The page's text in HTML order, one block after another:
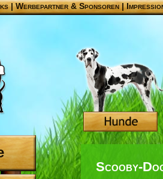
|Werbepartner & Sponsoren|
Scooby-